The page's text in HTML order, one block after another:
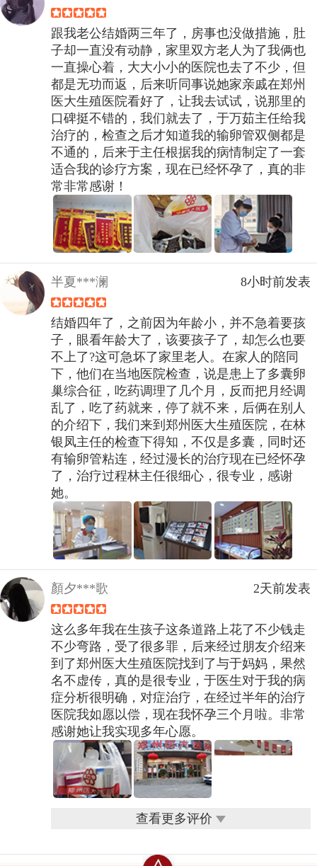
跟我老公结婚两三年了，房事也没做措施，肚
子却一直没有动静，家里双方老人为了我俩也
一直操心着，大大小小的医院也去了不少，但
都是无功而返，后来听同事说她家亲戚在郑州
医大生殖医院看好了，让我去试试，说那里的
口碑挺不错的，我们就去了，于万茹主任给我
治疗的，检查之后才知道我的输卵管双侧都是
不通的，后来于主任根据我的病情制定了一套
适合我的诊疗方案，现在已经怀孕了，真的非
常非常感谢！
半夏***澜 8小时前发表
结婚四年了，之前因为年龄小，并不急着要孩
子，眼看年龄大了，该要孩子了，却怎么也要
不上了?这可急坏了家里老人。在家人的陪同
下，他们在当地医院检查，说是患上了多囊卵
巢综合征，吃药调理了几个月，反而把月经调
乱了，吃了药就来，停了就不来，后俩在别人
的介绍下，我们来到郑州医大生殖医院，在林
银凤主任的检查下得知，不仅是多囊，同时还
有输卵管粘连，经过漫长的治疗现在已经怀孕
了，治疗过程林主任很细心，很专业，感谢
她。
顏夕***歌 2天前发表
这么多年我在生孩子这条道路上花了不少钱走
不少弯路，受了很多罪，后来经过朋友介绍来
到了郑州医大生殖医院找到了与于妈妈，果然
名不虚传，真的是很专业，于医生对于我的病
症分析很明确，对症治疗，在经过半年的治疗
医院我如愿以偿，现在我怀孕三个月啦。非常
感谢她让我实现多年心愿。
查看更多评价